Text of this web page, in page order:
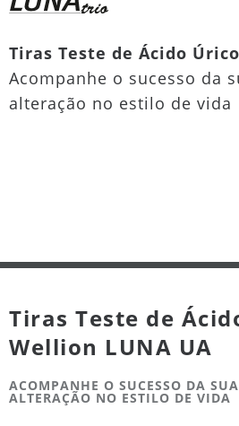
Tiras Teste de Ácido Úrico
Acompanhe o sucesso da
alteração no estilo de vida
Tiras Teste de
Wellion LUNA UA
ACOMPANHE O SUCESSO DA
ALTERAÇÃO NO ESTILO DE VIDA